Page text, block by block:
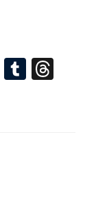
RedditTumblr